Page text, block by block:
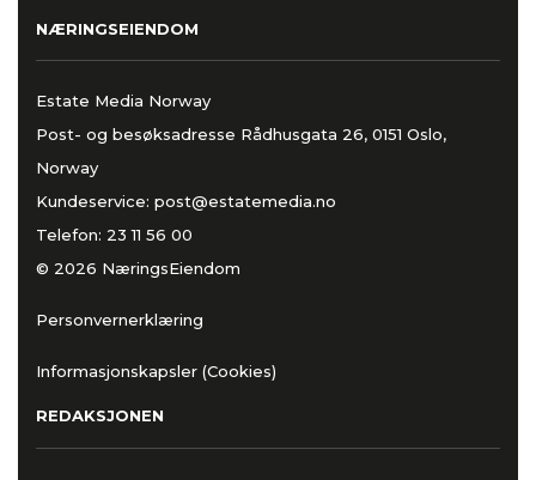
NÆRINGSEIENDOM
Estate Media Norway
Post- og besøksadresse Rådhusgata 26, 0151 Oslo,
Norway
Kundeservice: post@estatemedia.no
Telefon: 23 11 56 00
© 2026 NæringsEiendom
Personvernerklæring
Informasjonskapsler (Cookies)
REDAKSJONEN